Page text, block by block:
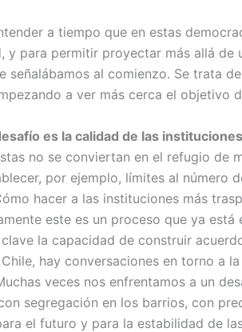
a tiempo que en estas
y para permitir proyectar más allá de
señalábamos al comienzo. Se trata
a ver más cerca el objetivo
es la calidad de las instituciones
no se conviertan en el refugio de
por ejemplo, límites al número
hacer a las instituciones más
este es un proceso que ya está
la capacidad de construir
hay conversaciones en torno a
veces nos enfrentamos a un
segregación en los barrios, con
el futuro y para la estabilidad de